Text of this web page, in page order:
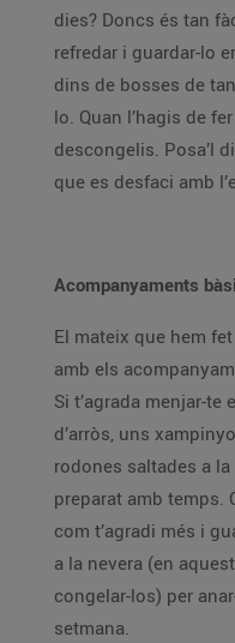
dies? Doncs és tan
refredar i guardar-lo
dins de bosses de
lo. Quan l’hagis de
descongelis. Posa’l
que es desfaci amb
Acompanyaments
El mateix que hem
amb els
Si t’agrada menjar-
d’arròs, uns
rodones saltades a
preparat amb temps.
com t’agradi més i
a la nevera (en
congelar-los) per
setmana.